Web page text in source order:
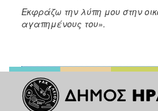
Εκφράζω την λύπη μου στην
αγαπημένους του».